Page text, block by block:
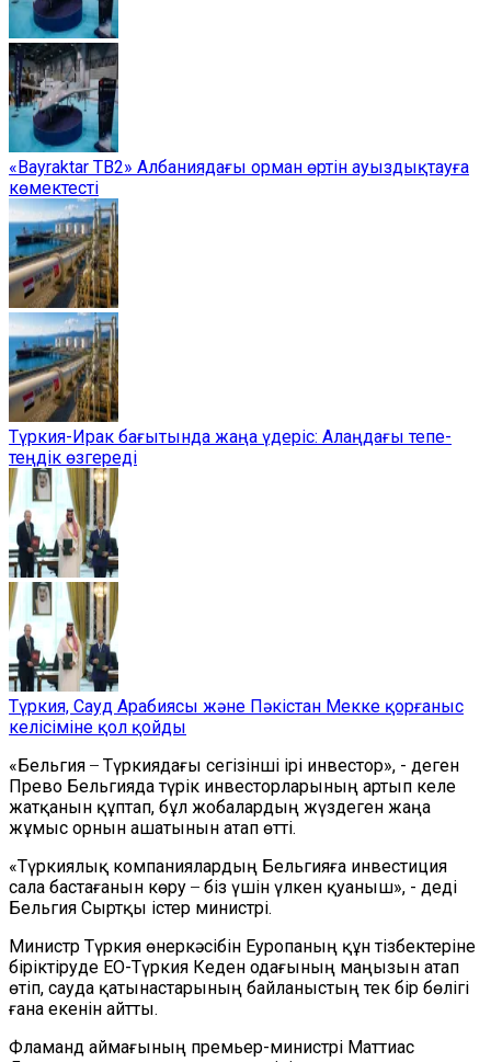
«Bayraktar TB2» Албаниядағы орман өртін ауыздықтауға
көмектесті
Түркия-Ирак бағытында жаңа үдеріс: Алаңдағы тепе-
теңдік өзгереді
Түркия, Сауд Арабиясы және Пәкістан Мекке қорғаныс
келісіміне қол қойды
«Бельгия ̶ Түркиядағы сегізінші ірі инвестор», - деген
Прево Бельгияда түрік инвесторларының артып келе
жатқанын құптап, бұл жобалардың жүздеген жаңа
жұмыс орнын ашатынын атап өтті.
«Түркиялық компаниялардың Бельгияға инвестиция
сала бастағанын көру ̶ біз үшін үлкен қуаныш», - деді
Бельгия Сыртқы істер министрі.
Министр Түркия өнеркәсібін Еуропаның құн тізбектеріне
біріктіруде ЕО-Түркия Кеден одағының маңызын атап
өтіп, сауда қатынастарының байланыстың тек бір бөлігі
ғана екенін айтты.
Фламанд аймағының премьер-министрі Маттиас